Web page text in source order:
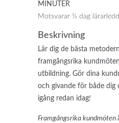
MINUTER
Motsvarar ½ dag
Beskrivning
Lär dig de bästa
framgångsrika
utbildning. Gör dina
och givande för både dig
igång redan idag!
Framgångsrika kundmöten